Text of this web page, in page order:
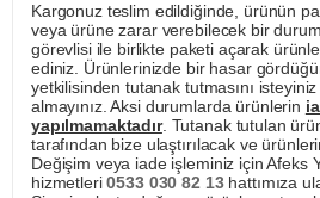
Kargonuz teslim edildiğinde, ürünün
veya ürüne zarar verebilecek bir
görevlisi ile birlikte paketi açarak
ediniz. Ürünlerinizde bir hasar
yetkilisinden tutanak tutmasını
almayınız. Aksi durumlarda ürünlerin
yapılmamaktadır. Tutanak tutulan
tarafından bize ulaştırılacak ve
Değişim veya iade işleminiz için Afeks
hizmetleri0533 030 82 13hattımıza